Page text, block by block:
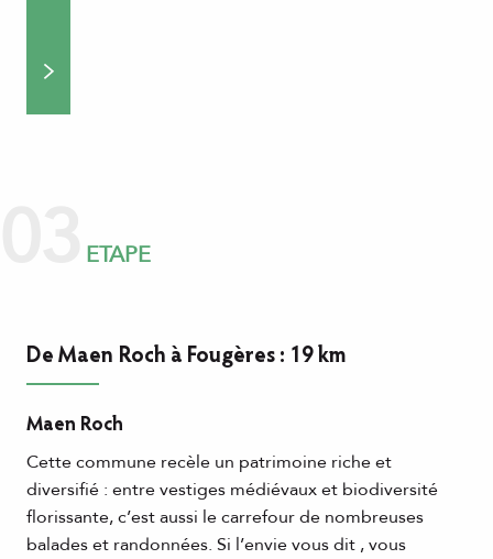
ETAPE
De Maen Roch à Fougères : 19 km
Maen Roch
Cette commune recèle un patrimoine riche et
diversifié : entre vestiges médiévaux et biodiversité
florissante, c’est aussi le carrefour de nombreuses
balades et randonnées. Si l’envie vous dit , vous